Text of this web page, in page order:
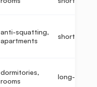
anti-squatting,
apartments
short-term
dormitories,
rooms
long-term